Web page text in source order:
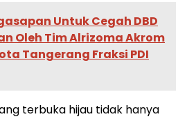
Untuk Cegah DBD
Oleh Tim Alrizoma Akrom
Tangerang Fraksi PDI
terbuka hijau tidak hanya